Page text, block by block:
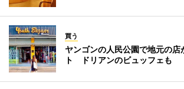
買う
ヤンゴンの人民公園で地元の店
ト ドリアンのビュッフェも